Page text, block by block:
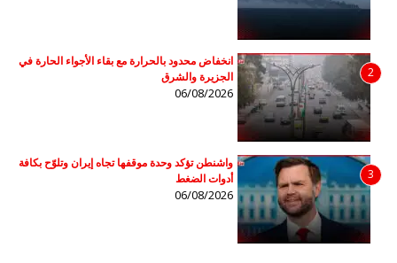
2
انخفاض محدود بالحرارة مع بقاء الأجواء الحارة في
الجزيرة والشرق
06/08/2026
3
واشنطن تؤكد وحدة موقفها تجاه إيران وتلوّح بكافة
أدوات الضغط
06/08/2026